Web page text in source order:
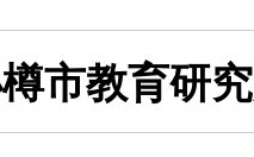
市教育研